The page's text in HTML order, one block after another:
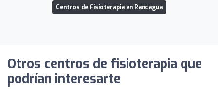
Centros de Fisioterapia en Rancagua
Otros centros de fisioterapia que
podrían interesarte